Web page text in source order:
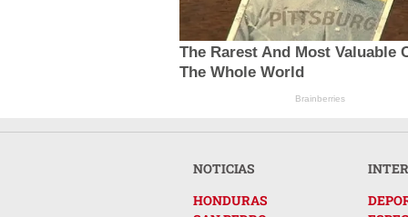
The Rarest And Most Valuable
The Whole World
Brainberries
NOTICIAS
HONDURAS